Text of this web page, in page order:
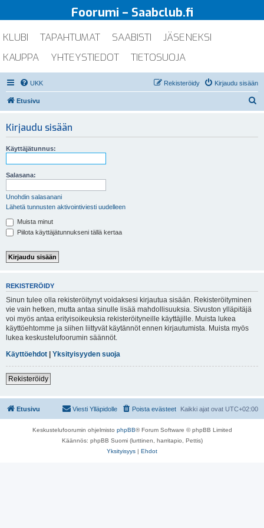
Foorumi – Saabclub.fi
KLUBI TAPAHTUMAT SAABISTI
JÄSENEKSI
KAUPPA
YHTEYSTIEDOT TIETOSUOJA
UKK Kirjaudu sisään
Rekisteröidy
Etusivu
Kirjaudu sisään
Käyttäjätunnus:
Salasana:
Unohdin salasanani
Lähetä tunnusten aktivointiviesti uudelleen
Muista minut
Piilota käyttäjätunnukseni tällä kertaa
REKISTERÖIDY
Sinun tulee olla rekisteröitynyt voidaksesi kirjautua sisään. Rekisteröityminen
vie vain hetken, mutta antaa sinulle lisää mahdollisuuksia. Sivuston ylläpitäjä
voi myös antaa erityisoikeuksia rekisteröityneille käyttäjille. Muista lukea
käyttöehtomme ja siihen liittyvät käytännöt ennen kirjautumista. Muista myös
lukea keskustelufoorumin säännöt.
Käyttöehdot | Yksityisyyden suoja
Rekisteröidy
Etusivu Kaikki ajat ovat UTC+02:00
Poista evästeet
Viesti Ylläpidolle
Keskustelufoorumin ohjelmisto phpBB® Forum Software © phpBB Limited
Käännös: phpBB Suomi (lurttinen, harritapio, Pettis)
Yksityisyys | Ehdot